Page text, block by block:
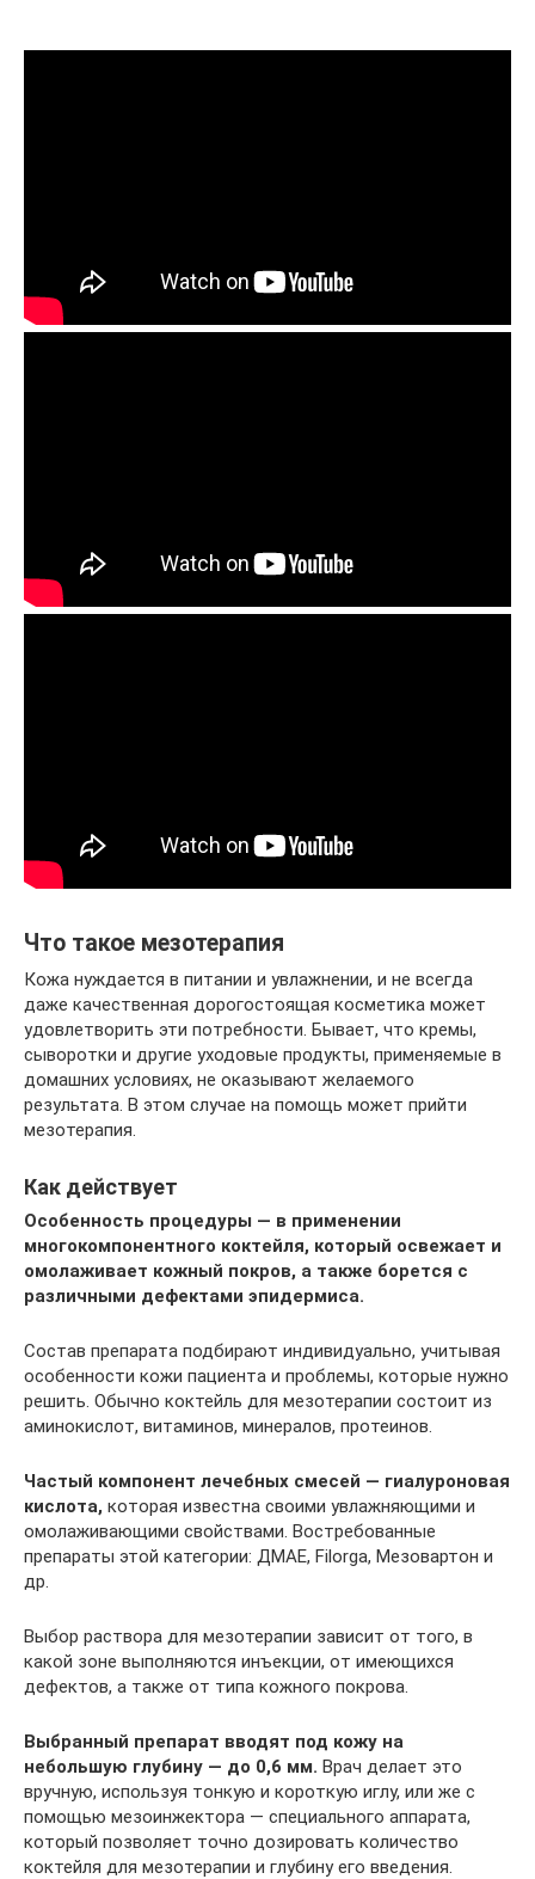
Что такое мезотерапия
Кожа нуждается в питании и увлажнении, и не всегда
даже качественная дорогостоящая косметика может
удовлетворить эти потребности. Бывает, что кремы,
сыворотки и другие уходовые продукты, применяемые в
домашних условиях, не оказывают желаемого
результата. В этом случае на помощь может прийти
мезотерапия.
Как действует
Особенность процедуры — в применении
многокомпонентного коктейля, который освежает и
омолаживает кожный покров, а также борется с
различными дефектами эпидермиса.
Состав препарата подбирают индивидуально, учитывая
особенности кожи пациента и проблемы, которые нужно
решить. Обычно коктейль для мезотерапии состоит из
аминокислот, витаминов, минералов, протеинов.
Частый компонент лечебных смесей — гиалуроновая
кислота, которая известна своими увлажняющими и
омолаживающими свойствами. Востребованные
препараты этой категории: ДМАЕ, Filorga, Мезовартон и
др.
Выбор раствора для мезотерапии зависит от того, в
какой зоне выполняются инъекции, от имеющихся
дефектов, а также от типа кожного покрова.
Выбранный препарат вводят под кожу на
небольшую глубину — до 0,6 мм. Врач делает это
вручную, используя тонкую и короткую иглу, или же с
помощью мезоинжектора — специального аппарата,
который позволяет точно дозировать количество
коктейля для мезотерапии и глубину его введения.